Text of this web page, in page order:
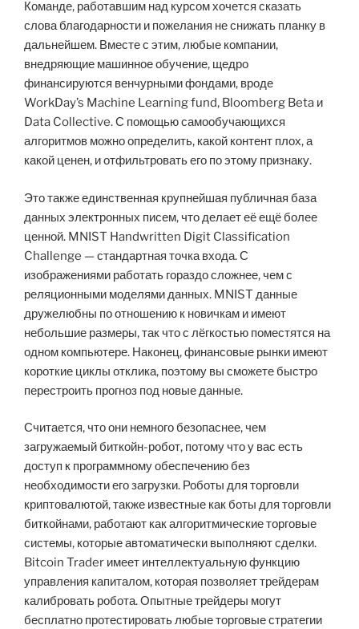
Команде, работавшим над курсом хочется сказать
слова благодарности и пожелания не снижать планку в
дальнейшем. Вместе с этим, любые компании,
внедряющие машинное обучение, щедро
финансируются венчурными фондами, вроде
WorkDay’s Machine Learning fund, Bloomberg Beta и
Data Collective. С помощью самообучающихся
алгоритмов можно определить, какой контент плох, а
какой ценен, и отфильтровать его по этому признаку.
Это также единственная крупнейшая публичная база
данных электронных писем, что делает её ещё более
ценной. MNIST Handwritten Digit Classification
Challenge — стандартная точка входа. С
изображениями работать гораздо сложнее, чем с
реляционными моделями данных. MNIST данные
дружелюбны по отношению к новичкам и имеют
небольшие размеры, так что с лёгкостью поместятся на
одном компьютере. Наконец, финансовые рынки имеют
короткие циклы отклика, поэтому вы сможете быстро
перестроить прогноз под новые данные.
Считается, что они немного безопаснее, чем
загружаемый биткойн-робот, потому что у вас есть
доступ к программному обеспечению без
необходимости его загрузки. Роботы для торговли
криптовалютой, также известные как боты для торговли
биткойнами, работают как алгоритмические торговые
системы, которые автоматически выполняют сделки.
Bitcoin Trader имеет интеллектуальную функцию
управления капиталом, которая позволяет трейдерам
калибровать робота. Опытные трейдеры могут
бесплатно протестировать любые торговые стратегии